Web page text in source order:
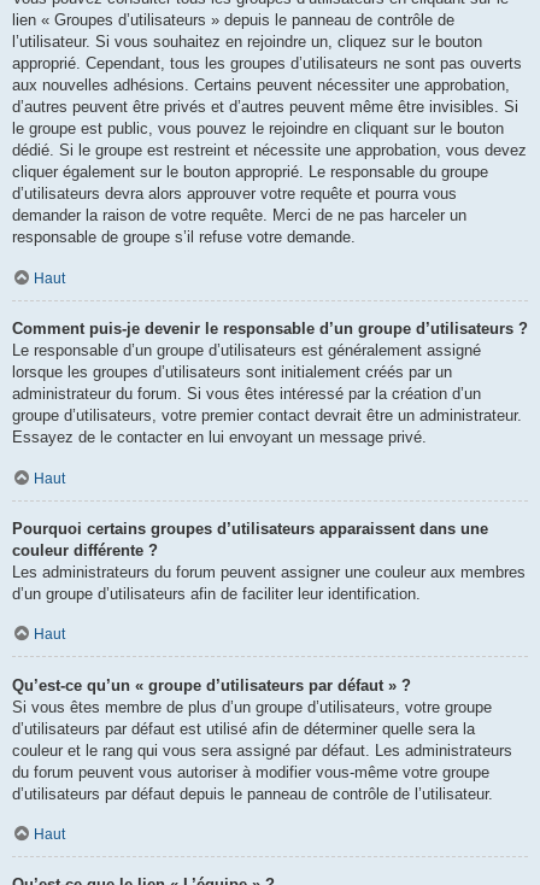
lien « Groupes d’utilisateurs » depuis le panneau de contrôle de
l’utilisateur. Si vous souhaitez en rejoindre un, cliquez sur le bouton
approprié. Cependant, tous les groupes d’utilisateurs ne sont pas ouverts
aux nouvelles adhésions. Certains peuvent nécessiter une approbation,
d’autres peuvent être privés et d’autres peuvent même être invisibles. Si
le groupe est public, vous pouvez le rejoindre en cliquant sur le bouton
dédié. Si le groupe est restreint et nécessite une approbation, vous devez
cliquer également sur le bouton approprié. Le responsable du groupe
d’utilisateurs devra alors approuver votre requête et pourra vous
demander la raison de votre requête. Merci de ne pas harceler un
responsable de groupe s’il refuse votre demande.
Haut
Comment puis-je devenir le responsable d’un groupe d’utilisateurs ?
Le responsable d’un groupe d’utilisateurs est généralement assigné
lorsque les groupes d’utilisateurs sont initialement créés par un
administrateur du forum. Si vous êtes intéressé par la création d’un
groupe d’utilisateurs, votre premier contact devrait être un administrateur.
Essayez de le contacter en lui envoyant un message privé.
Haut
Pourquoi certains groupes d’utilisateurs apparaissent dans une
couleur différente ?
Les administrateurs du forum peuvent assigner une couleur aux membres
d’un groupe d’utilisateurs afin de faciliter leur identification.
Haut
Qu’est-ce qu’un « groupe d’utilisateurs par défaut » ?
Si vous êtes membre de plus d’un groupe d’utilisateurs, votre groupe
d’utilisateurs par défaut est utilisé afin de déterminer quelle sera la
couleur et le rang qui vous sera assigné par défaut. Les administrateurs
du forum peuvent vous autoriser à modifier vous-même votre groupe
d’utilisateurs par défaut depuis le panneau de contrôle de l’utilisateur.
Haut